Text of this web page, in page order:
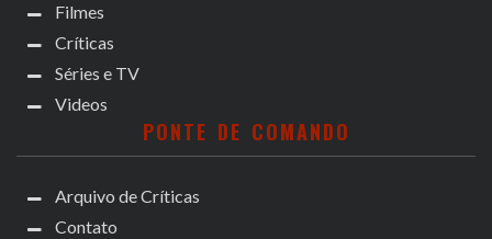
Filmes
Críticas
Séries e TV
Videos
PONTE DE COMANDO
Arquivo de Críticas
Contato